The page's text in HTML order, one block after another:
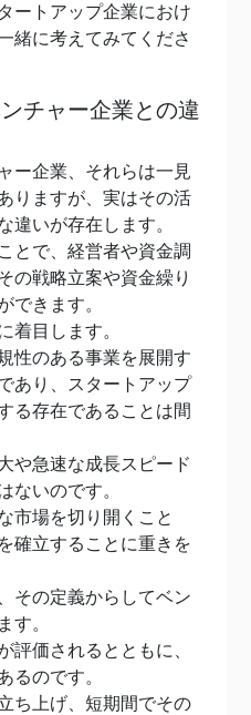
ートアップ企業におけ
緒に考えてみてくださ
チャー企業との違
ー企業、それらは一見
りますが、実はその活
違いが存在します。
とで、経営者や資金調
の戦略立案や資金繰り
できます。
着目します。
性のある事業を展開す
あり、スタートアップ
る存在であることは間
や急速な成長スピード
ないのです。
市場を切り開くこと
確立することに重きを
その定義からしてベン
す。
評価されるとともに、
るのです。
ち上げ、短期間でその